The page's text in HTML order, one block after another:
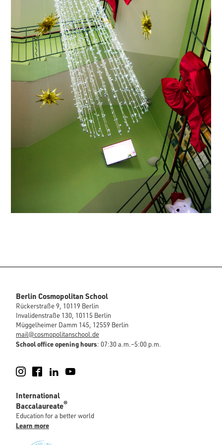
Berlin Cosmopolitan School
Rückerstraße 9, 10119 Berlin
Invalidenstraße 130, 10115 Berlin
Müggelheimer Damm 145, 12559 Berlin
mail@cosmopolitanschool.de
School office opening hours: 07:30 a.m.–5:00 p.m.
Instagram
FacebookLinkedIn
International
Baccalaureate®
Education for a better world
Learn more